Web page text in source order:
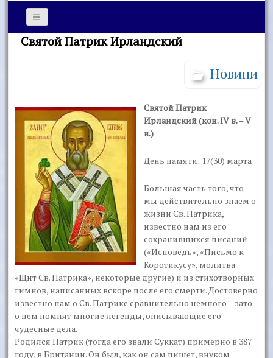
Cвятой Патрик Ирландский
Новини
Cвятой Патрик
Ирландский (кон. IV в. – V
в.)
День памяти: 17(30) марта
Большая часть того, что
мы действительно знаем о
жизни Св. Патрика,
известно нам из его
сохранившихся писаний
(«Исповедь», «Письмо к
Коротикусу», молитва
«Щит Св. Патрика», некоторые другие) и из стихотворных
гимнов, написанных вскоре после его смерти. Достоверно
известно нам о Св. Патрике сравнительно немного – зато
о нем помнят многие легенды, описывающие его
чудесные дела.
Родился Патрик (тогда его звали Суккат) примерно в 387
году, в Британии. Он был, как он сам пишет, внуком